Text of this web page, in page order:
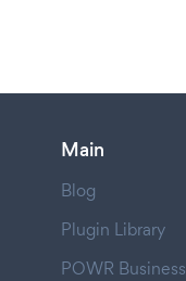
Main
Blog
Plugin Library
POWR Business